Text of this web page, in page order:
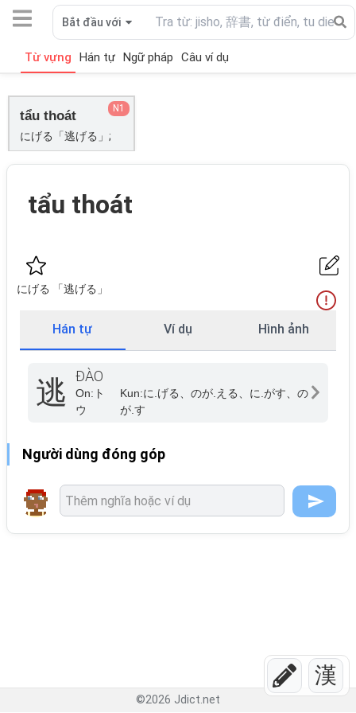
漢
Bắt đầu với
Từ vựng Hán tự Ngữ pháp Câu ví dụ
tẩu thoát
にげる「逃げる」;
N1
tẩu thoát
にげる 「逃げる」
Hán tự Ví dụ Hình ảnh
逃 ĐÀO
On: ト
ウ
Kun:に.げる、のが.える、に.がす、の
が.す
Người dùng đóng góp
©2026 Jdict.net